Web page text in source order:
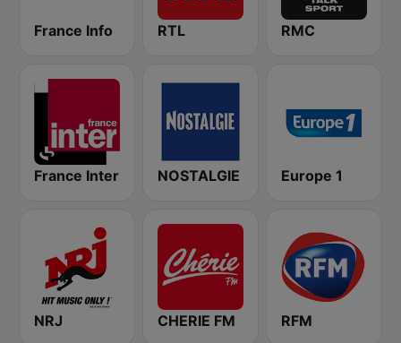
France Info RTL RMC
France Inter NOSTALGIE Europe 1
NRJ CHERIE FM RFM